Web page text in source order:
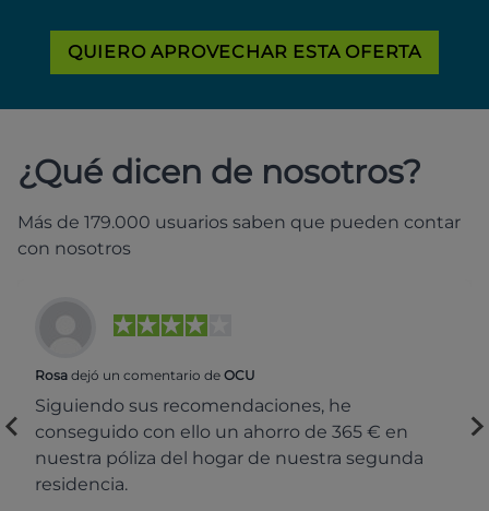
QUIERO APROVECHAR ESTA OFERTA
¿Qué dicen de nosotros?
Más de 179.000 usuarios saben que pueden contar
con nosotros
Rosa dejó un comentario de OCU
Siguiendo sus recomendaciones, he
conseguido con ello un ahorro de 365 € en
nuestra póliza del hogar de nuestra segunda
residencia.